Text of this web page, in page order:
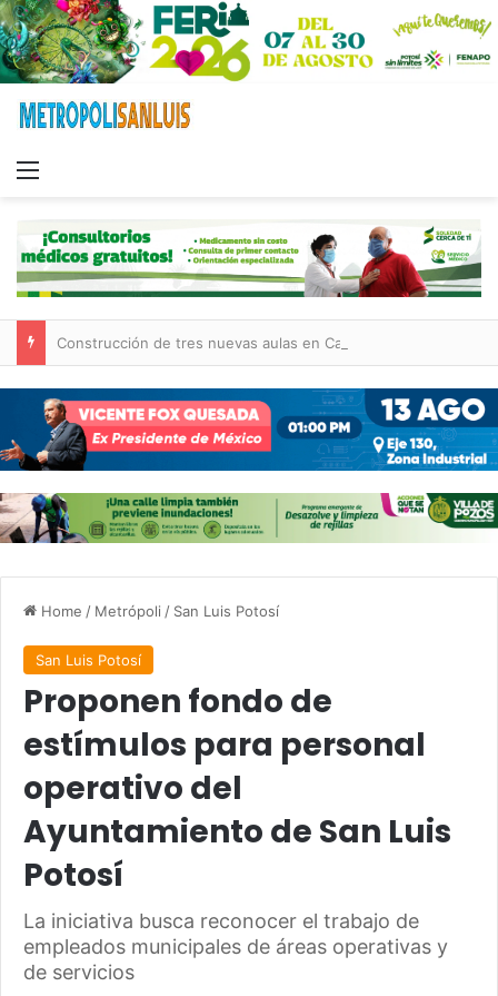
Home / Metrópoli / San Luis Potosí
San Luis Potosí
Proponen fondo de
estímulos para personal
operativo del
Ayuntamiento de San Luis
Potosí
La iniciativa busca reconocer el trabajo de
empleados municipales de áreas operativas y
de servicios